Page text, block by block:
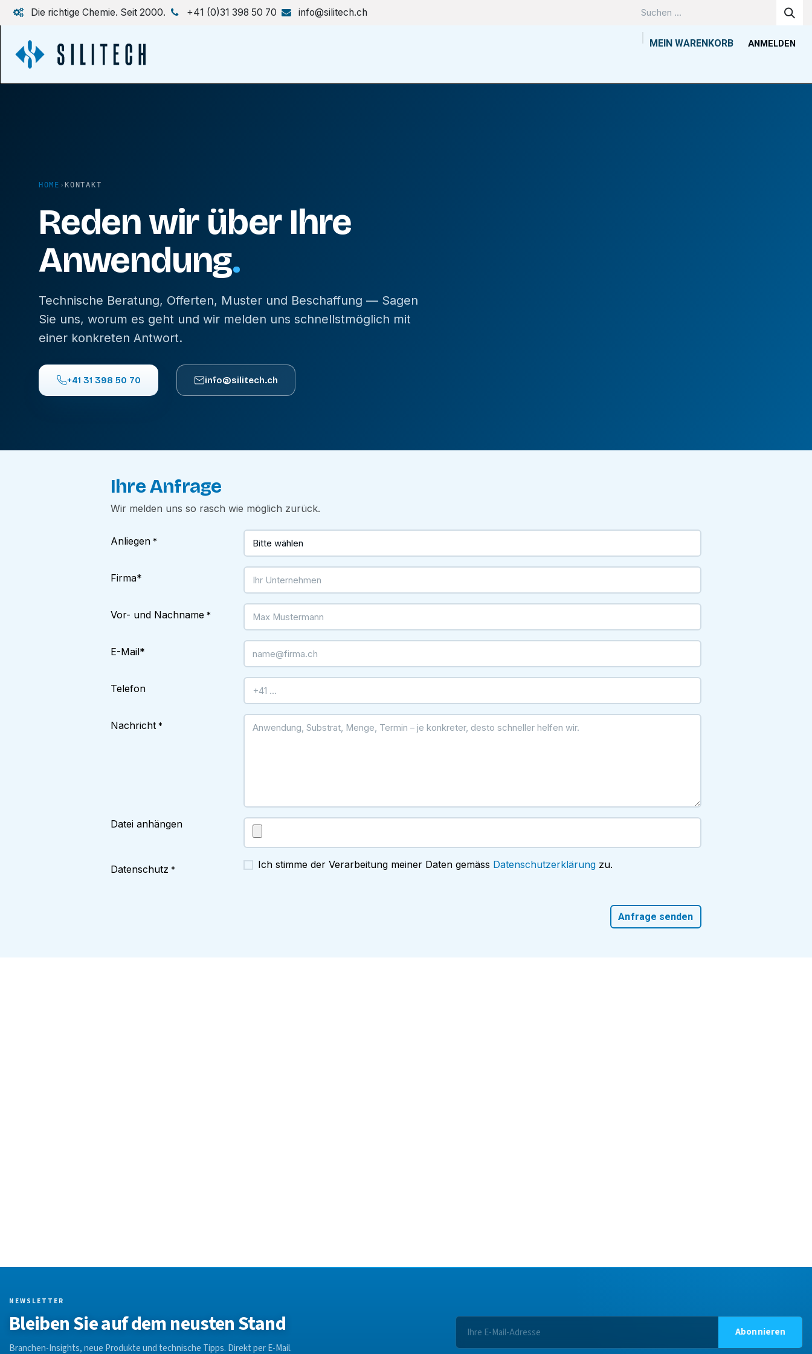
Zum Inhalt springen
Die richtige Chemie. Seit 2000. +41 (0)31 398 50 70 info@silitech.ch
MEIN WARENKORB ANMELDEN
HOME › KONTAKT
Reden wir über Ihre
Anwendung.
Technische Beratung, Offerten, Muster und Beschaffung — Sagen
Sie uns, worum es geht und wir melden uns schnellstmöglich mit
einer konkreten Antwort.
+41 31 398 50 70 info@silitech.ch
Ihre Anfrage
Wir melden uns so rasch wie möglich zurück.
Anliegen *
Firma*
Vor- und Nachname *
E-Mail*
Telefon
Nachricht *
Datei anhängen
Datenschutz * Ich stimme der Verarbeitung meiner Daten gemäss Datenschutzerklärung zu.
Anfrage senden
NEWSLETTER
Bleiben Sie auf dem neusten Stand
Branchen-Insights, neue Produkte und technische Tipps. Direkt per E-Mail.
Abonnieren